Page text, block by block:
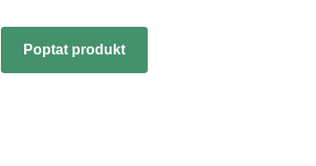
Poptat produkt